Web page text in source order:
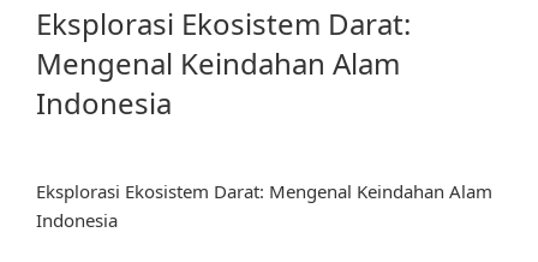
ON
Eksplorasi Ekosistem Darat:
Mengenal Keindahan Alam
Indonesia
Eksplorasi Ekosistem Darat: Mengenal Keindahan Alam
Indonesia